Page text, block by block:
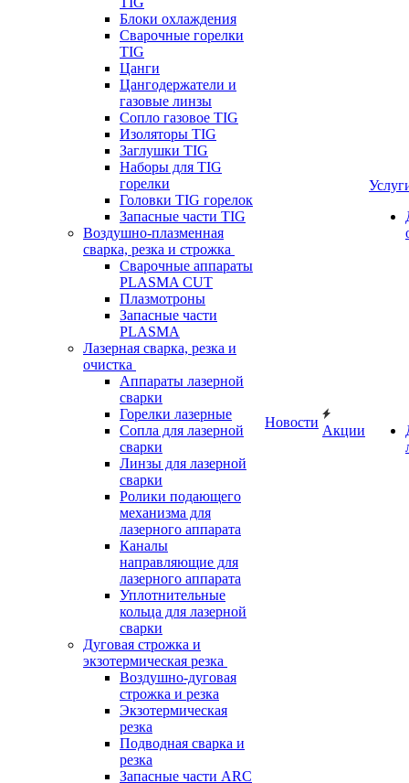
Блоки охлаждения
Сварочные горелки
TIG
Цанги
Цангодержатели и
газовые линзы
Сопло газовое TIG
Изоляторы TIG
Заглушки TIG
Наборы для TIG
горелки
Головки TIG горелок
Запасные части TIG
Воздушно-плазменная
сварка, резка и строжка
Сварочные аппараты
PLASMA CUT
Плазмотроны
Запасные части
PLASMA
Лазерная сварка, резка и
очистка
Аппараты лазерной
сварки
Горелки лазерные
Сопла для лазерной
сварки
Линзы для лазерной
сварки
Ролики подающего
механизма для
лазерного аппарата
Каналы
направляющие для
лазерного аппарата
Уплотнительные
кольца для лазерной
сварки
Дуговая строжка и
экзотермическая резка
Воздушно-дуговая
строжка и резка
Экзотермическая
резка
Подводная сварка и
резка
Запасные части ARC
Новости
Акции